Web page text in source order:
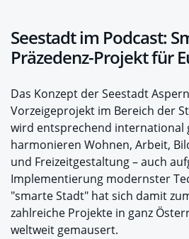
Seestadt im Podcast:
Präzedenz-Projekt für
Das Konzept der Seestadt
Vorzeigeprojekt im Bereich der
wird entsprechend international
harmonieren Wohnen, Arbeit,
und Freizeitgestaltung – auch
Implementierung modernster
"smarte Stadt" hat sich damit
zahlreiche Projekte in ganz
weltweit gemausert.